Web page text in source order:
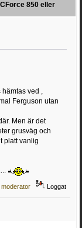
850 eller
hämtas ved ,
Ferguson utan
Men är det
grusväg och
platt vanlig
moderator Loggat